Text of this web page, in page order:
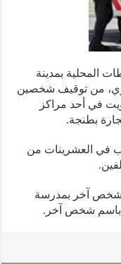
بمدينة
الجاري، من توقيف شخصين
أحد مراكز
من
بمدرسة
شخص آخر.